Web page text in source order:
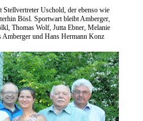
Uschold, der ebenso wie
Bösl. Sportwart bleibt Amberger,
Thomas Wolf, Jutta Ebner, Melanie
Amberger und Hans Hermann Konz